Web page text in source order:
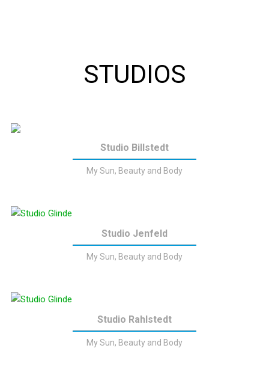
STUDIOS
Studio Billstedt
My Sun, Beauty and Body
Studio Jenfeld
My Sun, Beauty and Body
Studio Rahlstedt
My Sun, Beauty and Body